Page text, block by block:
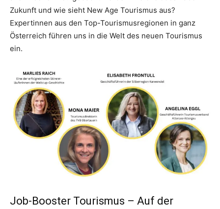
Zukunft und wie sieht New Age Tourismus aus?
Expertinnen aus den Top-Tourismusregionen in ganz
Österreich führen uns in die Welt des neuen Tourismus
ein.
Job-Booster Tourismus – Auf der